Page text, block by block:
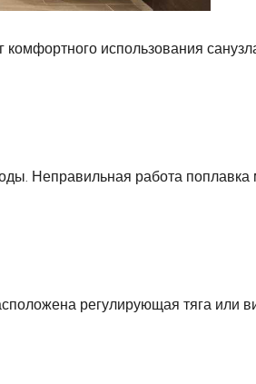
использования
Неправильная работа поплавка
регулирующая тяга или